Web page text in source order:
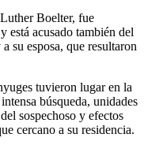
Boelter, fue
está acusado también del
su esposa, que resultaron
tuvieron lugar en la
búsqueda, unidades
sospechoso y efectos
cercano a su residencia.